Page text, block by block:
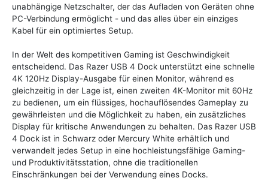
unabhängige Netzschalter, der das Aufladen von Geräten ohne
PC-Verbindung ermöglicht - und das alles über ein einziges
Kabel für ein optimiertes Setup.
In der Welt des kompetitiven Gaming ist Geschwindigkeit
entscheidend. Das Razer USB 4 Dock unterstützt eine schnelle
4K 120Hz Display-Ausgabe für einen Monitor, während es
gleichzeitig in der Lage ist, einen zweiten 4K-Monitor mit 60Hz
zu bedienen, um ein flüssiges, hochauflösendes Gameplay zu
gewährleisten und die Möglichkeit zu haben, ein zusätzliches
Display für kritische Anwendungen zu behalten. Das Razer USB
4 Dock ist in Schwarz oder Mercury White erhältlich und
verwandelt jedes Setup in eine hochleistungsfähige Gaming-
und Produktivitätsstation, ohne die traditionellen
Einschränkungen bei der Verwendung eines Docks.